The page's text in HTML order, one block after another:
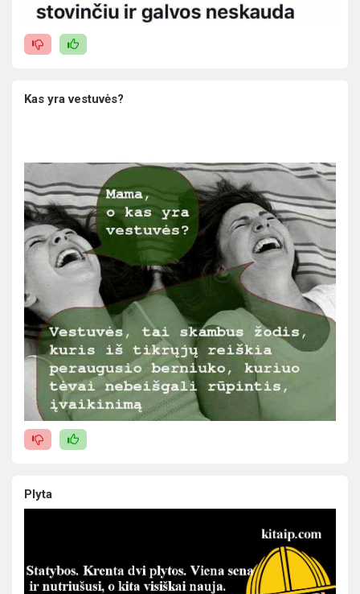
Kas yra vestuvės?
Plyta